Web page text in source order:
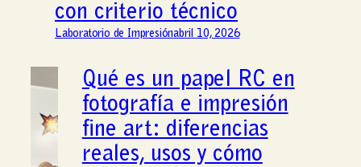
con criterio técnico
Laboratorio de Impresiónabril 10, 2026
Qué es un papel RC en
fotografía e impresión
fine art: diferencias
reales, usos y cómo